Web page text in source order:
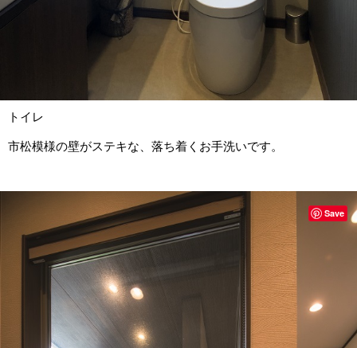
トイレ
市松模様の壁がステキな、落ち着くお手洗いです。
Save